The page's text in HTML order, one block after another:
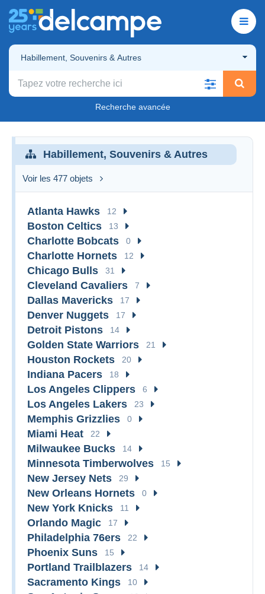
Habillement, Souvenirs & Autres
Recherche avancée
Habillement, Souvenirs & Autres
Voir les 477 objets
Atlanta Hawks 12
Boston Celtics 13
Charlotte Bobcats 0
Charlotte Hornets 12
Chicago Bulls 31
Cleveland Cavaliers 7
Dallas Mavericks 17
Denver Nuggets 17
Detroit Pistons 14
Golden State Warriors 21
Houston Rockets 20
Indiana Pacers 18
Los Angeles Clippers 6
Los Angeles Lakers 23
Memphis Grizzlies 0
Miami Heat 22
Milwaukee Bucks 14
Minnesota Timberwolves 15
New Jersey Nets 29
New Orleans Hornets 0
New York Knicks 11
Orlando Magic 17
Philadelphia 76ers 22
Phoenix Suns 15
Portland Trailblazers 14
Sacramento Kings 10